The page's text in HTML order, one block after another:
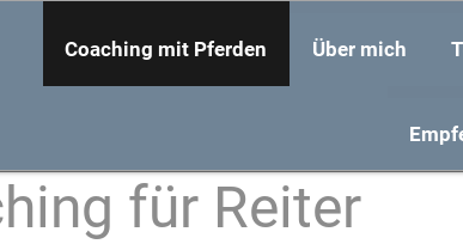
Coaching mit Pferden Über mich
für Reiter